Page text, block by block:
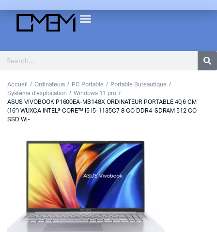
Accueil Ordinateurs PC Portable
Portable Bureautique
Système d'exploitation
Windows 11 pro
ASUS VIVOBOOK P1600EA-MB148X ORDINATEUR PORTABLE 40,6 CM
(16″) WUXGA INTEL® CORE™ I5 I5-1135G7 8 GO DDR4-SDRAM 512 GO
SSD WI-
1
Previous
Next